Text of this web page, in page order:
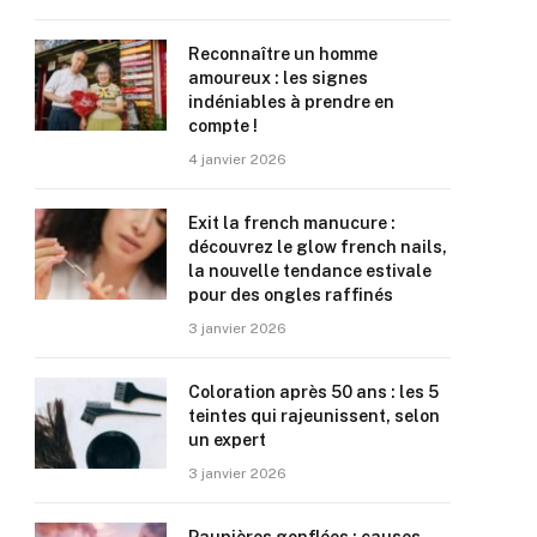
Reconnaître un homme
amoureux : les signes
indéniables à prendre en
compte !
4 janvier 2026
Exit la french manucure :
découvrez le glow french nails,
la nouvelle tendance estivale
pour des ongles raffinés
3 janvier 2026
Coloration après 50 ans : les 5
teintes qui rajeunissent, selon
un expert
3 janvier 2026